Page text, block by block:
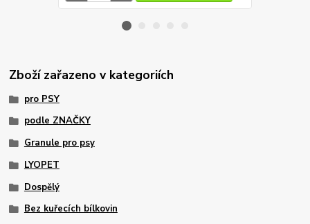
Zboží zařazeno v kategoriích
pro PSY
podle ZNAČKY
Granule pro psy
LYOPET
Dospělý
Bez kuřecích bílkovin